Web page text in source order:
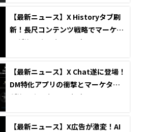
【最新ニュース】X Historyタブ刷
新！長尺コンテンツ戦略でマーケタ
ーが注目すべき3つの点
【最新ニュース】X Chat遂に登場！
DM特化アプリの衝撃とマーケター
が注目すべき3つの視点
【最新ニュース】X広告が激変！AI